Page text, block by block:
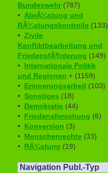
Bundeswehr (787)
• AbrÃ¼stung und
RÃ¼stungskontrolle (133)
• Zivile
Konfliktbearbeitung und
FriedensfÃ¶rderung (149)
• Internationale Politik
und Regionen + (1159)
• Erinnerungsarbeit (103)
• Sonstiges (18)
• Demokratie (44)
• Friedensforschung (6)
• Konversion (3)
• Menschenrechte (33)
• RÃ¼stung (19)
Navigation Publ.-Typ